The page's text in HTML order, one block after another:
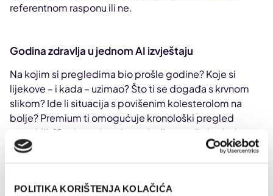
POLITIKA KORIŠTENJA KOLAČIĆA
referentnom rasponu ili ne.
Godina zdravlja u jednom AI izvještaju
Na kojim si pregledima bio prošle godine? Koje si
lijekove – i kada – uzimao? Što ti se događa s krvnom
slikom? Ide li situacija s povišenim kolesterolom na
bolje? Premium ti omogućuje kronološki pregled
proteklih 12 mjeseci – svi pregledi, terapije i nalazi
organizirani i sažeti na jednom mjestu.
dan imala učinka na tvoj kolesterol? Je li ti nova terapija